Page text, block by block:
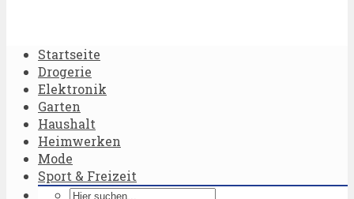
Startseite
Drogerie
Elektronik
Garten
Haushalt
Heimwerken
Mode
Sport & Freizeit